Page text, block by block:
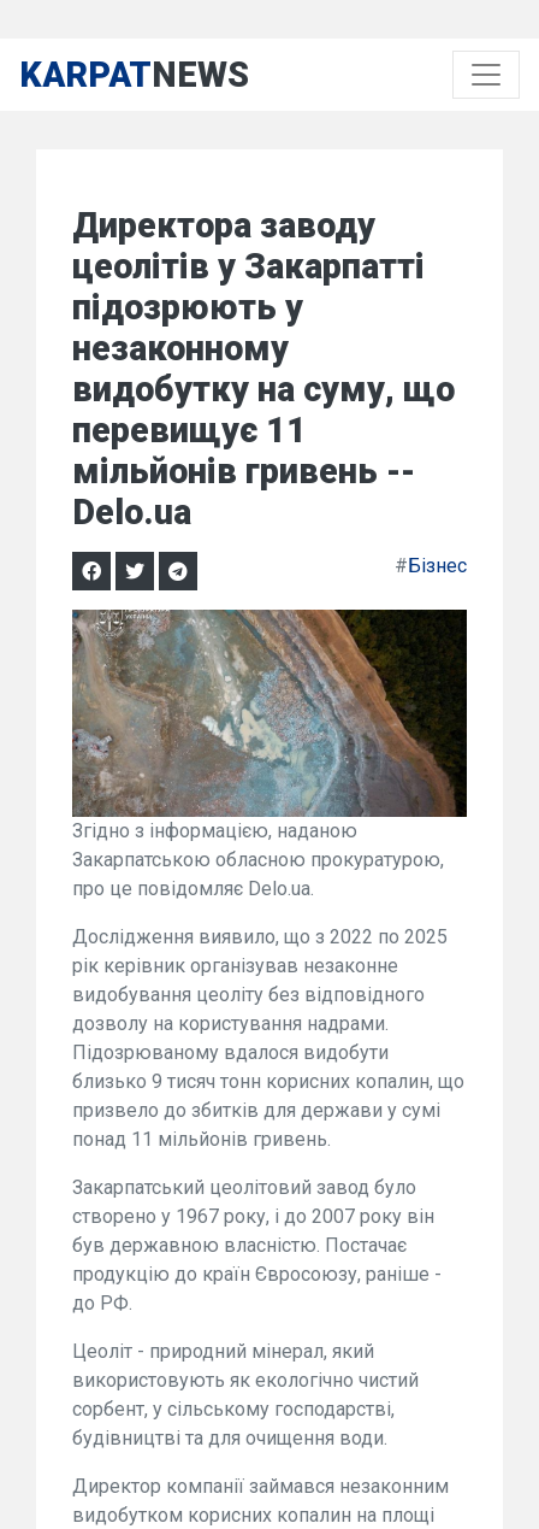
KARPATNEWS
Директора заводу
цеолітів у Закарпатті
підозрюють у
незаконному
видобутку на суму, що
перевищує 11
мільйонів гривень --
Delo.ua
#Бізнес
Згідно з інформацією, наданою
Закарпатською обласною прокуратурою,
про це повідомляє Delo.ua.
Дослідження виявило, що з 2022 по 2025
рік керівник організував незаконне
видобування цеоліту без відповідного
дозволу на користування надрами.
Підозрюваному вдалося видобути
близько 9 тисяч тонн корисних копалин, що
призвело до збитків для держави у сумі
понад 11 мільйонів гривень.
Закарпатський цеолітовий завод було
створено у 1967 року, і до 2007 року він
був державною власністю. Постачає
продукцію до країн Євросоюзу, раніше -
до РФ.
Цеоліт - природний мінерал, який
використовують як екологічно чистий
сорбент, у сільському господарстві,
будівництві та для очищення води.
Директор компанії займався незаконним
видобутком корисних копалин на площі